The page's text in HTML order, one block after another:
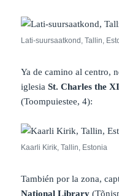
Lati-suursaatkond, Tallin,
Ya de camino al centro,
iglesiaSt. Charles the
(Toompuiestee, 4):
Kaarli Kirik, Tallin, Estonia
También por la zona,
National Library